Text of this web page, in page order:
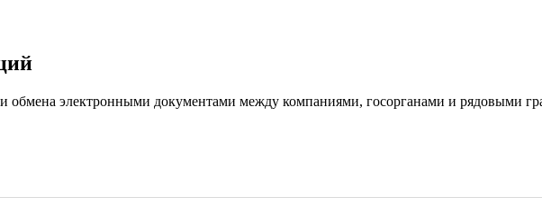
обмена электронными документами между компаниями, госорганами и рядовыми